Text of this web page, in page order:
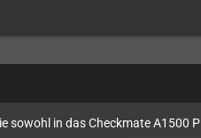
sowohl in das Checkmate A1500